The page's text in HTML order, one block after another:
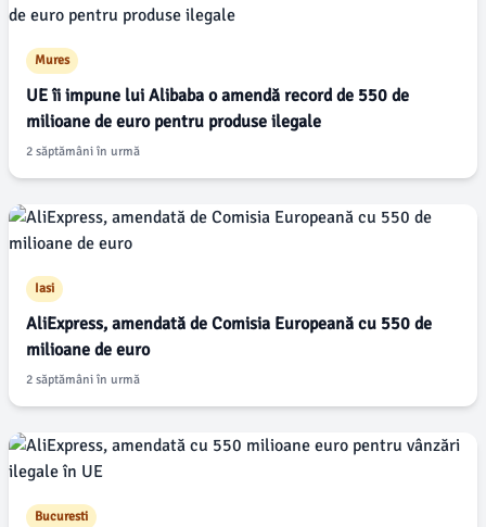
Mures
UE îi impune lui Alibaba o amendă record de 550 de
milioane de euro pentru produse ilegale
2 săptămâni în urmă
Iasi
AliExpress, amendată de Comisia Europeană cu 550 de
milioane de euro
2 săptămâni în urmă
Bucuresti